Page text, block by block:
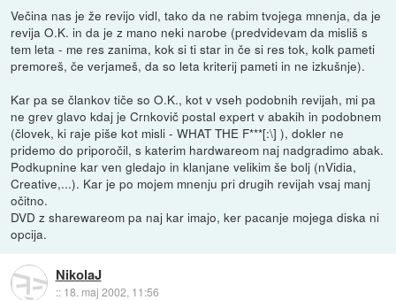
Večina nas je že revijo vidl, tako da ne rabim tvojega mnenja, da je
revija O.K. in da je z mano neki narobe (predvidevam da misliš s
tem leta - me res zanima, kok si ti star in če si res tok, kolk pameti
premoreš, če verjameš, da so leta kriterij pameti in ne izkušnje).
Kar pa se člankov tiče so O.K., kot v vseh podobnih revijah, mi pa
ne grev glavo kdaj je Crnkovič postal expert v abakih in podobnem
(človek, ki raje piše kot misli - WHAT THE F***[:\] ), dokler ne
pridemo do priporočil, s katerim hardwareom naj nadgradimo abak.
Podkupnine kar ven gledajo in klanjane velikim še bolj (nVidia,
Creative,...). Kar je po mojem mnenju pri drugih revijah vsaj manj
očitno.
DVD z sharewareom pa naj kar imajo, ker pacanje mojega diska ni
opcija.
NikolaJ
:: 18. maj 2002, 11:56